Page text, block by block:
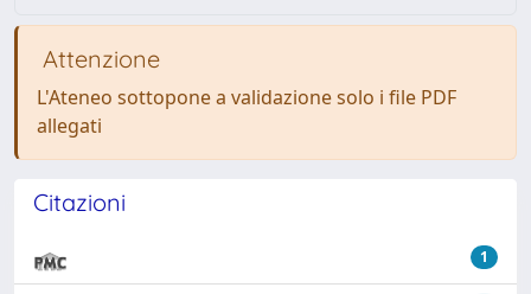
Attenzione
L'Ateneo sottopone a validazione solo i file PDF
allegati
Citazioni
1